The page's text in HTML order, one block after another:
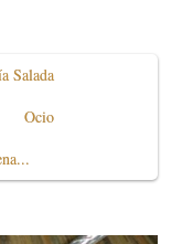
Salada
Ocio